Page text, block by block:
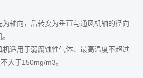
轴向，后转变为垂直与通风机轴的径向
适用于弱腐蚀性气体、最高温度不超过
大于150mg/m3。